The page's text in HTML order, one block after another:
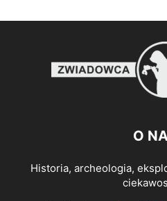
O
Historia, archeologia,